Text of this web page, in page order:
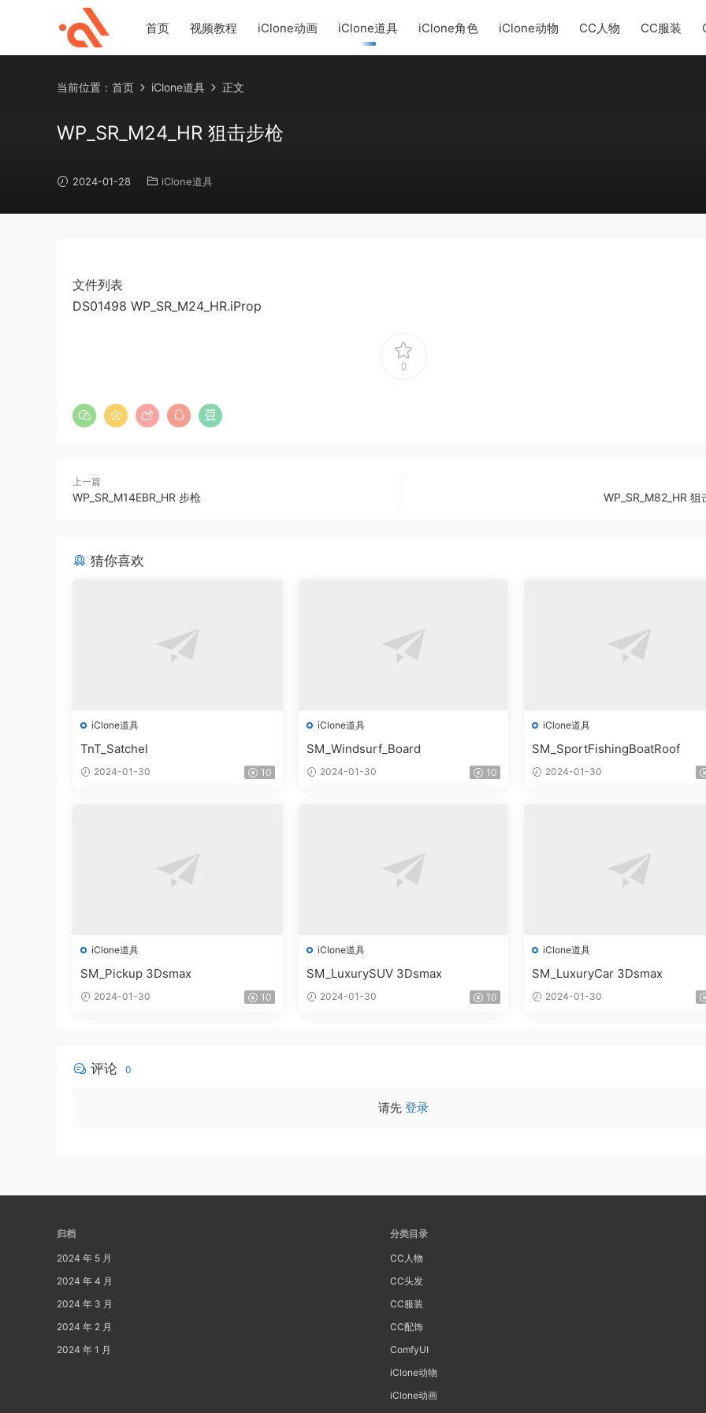
首页 视频教程 iClone动画 iClone道具 iClone角色 iClone动物 CC人物 CC服装
当前位置： 首页 iClone道具 正文
WP_SR_M24_HR 狙击步枪
2024-01-28 iClone道具
文件列表
DS01498 WP_SR_M24_HR.iProp
0
上一篇
WP_SR_M14EBR_HR 步枪 WP_SR_M82_HR 狙
猜你喜欢
iClone道具
TnT_Satchel
2024-01-30 10
iClone道具
SM_Windsurf_Board
2024-01-30 10
iClone道具
SM_SportFishingBoatRoof
2024-01-30
iClone道具
SM_Pickup 3Dsmax
2024-01-30 10
iClone道具
SM_LuxurySUV 3Dsmax
2024-01-30 10
iClone道具
SM_LuxuryCar 3Dsmax
2024-01-30
评论 0
请先 登录
归档
2024 年 5 月
2024 年 4 月
2024 年 3 月
2024 年 2 月
2024 年 1 月
分类目录
CC人物
CC头发
CC服装
CC配饰
ComfyUI
iClone动物
iClone动画